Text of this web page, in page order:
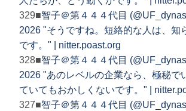
329■智子＠第４４４代目
2026 "そうですね。短絡的な人は、知
です。" | nitter.poast.org
328■智子＠第４４４代目
2026 "あのレベルの企業なら、極秘で
ていてもおかしくないです。" |
327■智子＠第４４４代目